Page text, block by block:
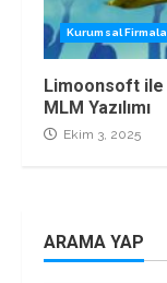
Kurumsal
Limoonsoft
MLM Yazılımı
Ekim 3, 2025
ARAMA YAP